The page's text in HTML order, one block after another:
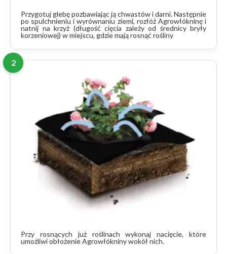
Przygotuj glebę pozbawiając ją chwastów i darni. Następnie
po spulchnieniu i wyrównaniu ziemi, rozłóż Agrowłókninę i
natnij na krzyż (długość cięcia zależy od średnicy bryły
korzeniowej) w miejscu, gdzie mają rosnąć rośliny
2
Przy rosnących już roślinach wykonaj nacięcie, które
umożliwi obłożenie Agrowłókniny wokół nich.